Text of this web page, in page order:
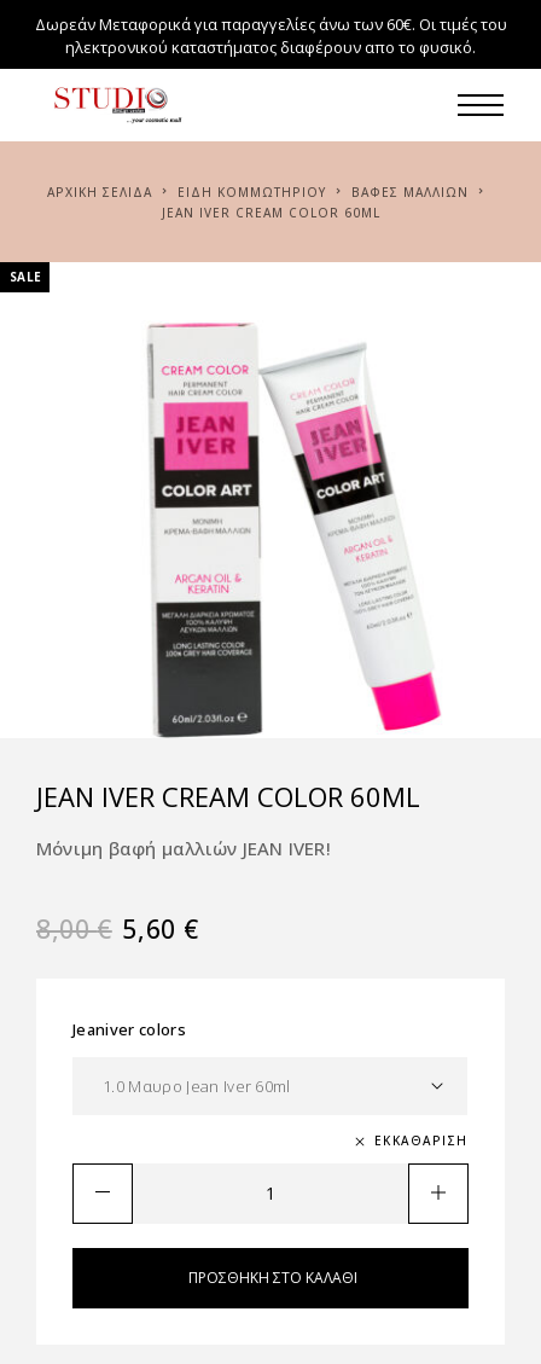
Δωρεάν Μεταφορικά για παραγγελίες άνω των 60€. Οι τιμές του
ηλεκτρονικού καταστήματος διαφέρουν απο το φυσικό.
ΑΡΧΙΚΉ ΣΕΛΊΔΑ ΕΙΔΗ ΚΟΜΜΩΤΗΡΙΟΥ
ΒΑΦΈΣ ΜΑΛΛΙΏΝ
JEAN IVER CREAM COLOR 60ML
SALE
JEAN IVER CREAM COLOR 60ML
Μόνιμη βαφή μαλλιών JEAN IVER!
8,00€ 5,60 €
Jeaniver colors
ΕΚΚΑΘΆΡΙΣΗ
ΠΡΟΣΘΉΚΗ ΣΤΟ ΚΑΛΆΘΙ